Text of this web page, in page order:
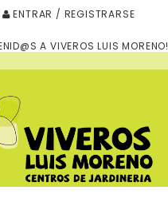
ENTRAR / REGISTRARSE
A VIVEROS LUIS MORENO!